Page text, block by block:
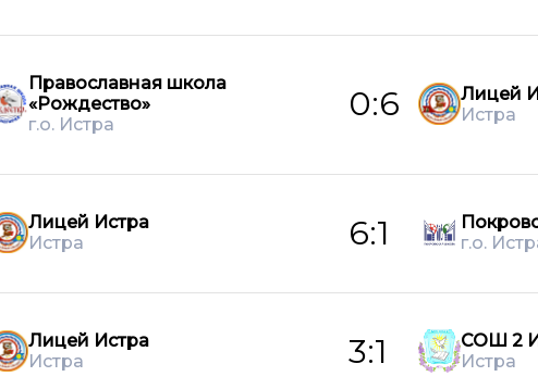
Православная школа
«Рождество»
г.о. Истра
0:6
Лицей
Истра
Лицей Истра
Истра
6:1
г.о.
Лицей Истра
Истра
3:1
СОШ 2
Истра